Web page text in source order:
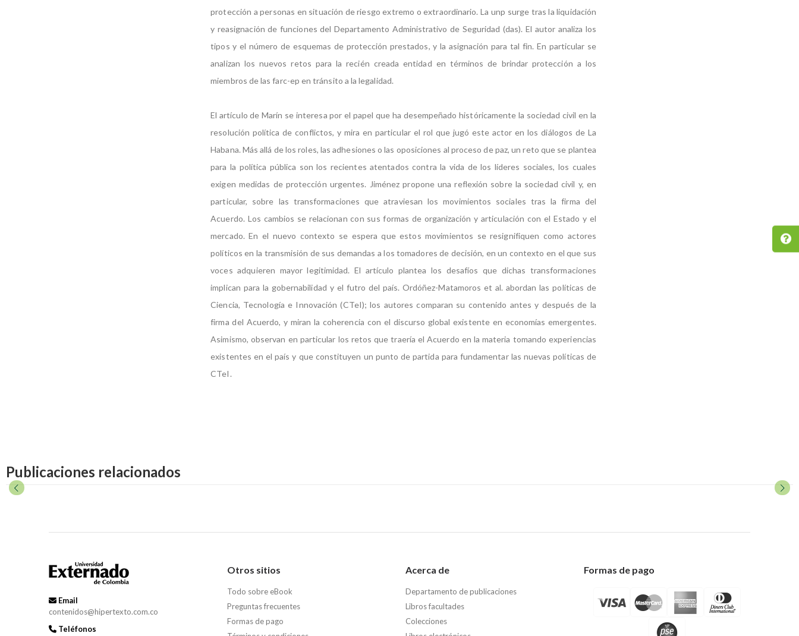
protección a personas en situación de riesgo extremo o extraordinario. La unp surge tras la liquidación
y reasignación de funciones del Departamento Administrativo de Seguridad (das). El autor analiza los
tipos y el número de esquemas de protección prestados, y la asignación para tal fin. En particular se
analizan los nuevos retos para la recién creada entidad en términos de brindar protección a los
miembros de las farc-ep en tránsito a la legalidad.
El artículo de Marín se interesa por el papel que ha desempeñado históricamente la sociedad civil en la
resolución política de conflictos, y mira en particular el rol que jugó este actor en los diálogos de La
Habana. Más allá de los roles, las adhesiones o las oposiciones al proceso de paz, un reto que se plantea
para la política pública son los recientes atentados contra la vida de los líderes sociales, los cuales
exigen medidas de protección urgentes. Jiménez propone una reflexión sobre la sociedad civil y, en
particular, sobre las transformaciones que atraviesan los movimientos sociales tras la firma del
Acuerdo. Los cambios se relacionan con sus formas de organización y articulación con el Estado y el
mercado. En el nuevo contexto se espera que estos movimientos se resignifiquen como actores
políticos en la transmisión de sus demandas a los tomadores de decisión, en un contexto en el que sus
voces adquieren mayor legitimidad. El artículo plantea los desafíos que dichas transformaciones
implican para la gobernabilidad y el futro del país. Ordóñez-Matamoros et al. abordan las políticas de
Ciencia, Tecnología e Innovación (CTeI); los autores comparan su contenido antes y después de la
firma del Acuerdo, y miran la coherencia con el discurso global existente en economías emergentes.
Asimismo, observan en particular los retos que traería el Acuerdo en la materia tomando experiencias
existentes en el país y que constituyen un punto de partida para fundamentar las nuevas políticas de
CTeI.
Publicaciones relacionados
Email
contenidos@hipertexto.com.co
Teléfonos
Otros sitios
Todo sobre eBook
Preguntas frecuentes
Formas de pago
Acerca de
Departamento de publicaciones
Libros facultades
Colecciones
Formas de pago